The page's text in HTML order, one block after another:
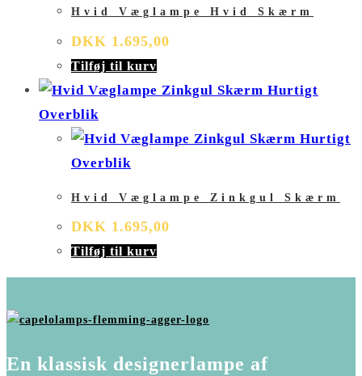
Hvid Væglampe Hvid Skærm
DKK 1.695,00
Tilføj til kurv
Hurtigt
Overblik
Hurtigt
Overblik
Hvid Væglampe Zinkgul Skærm
DKK 1.695,00
Tilføj til kurv
En klassisk designerlampe af